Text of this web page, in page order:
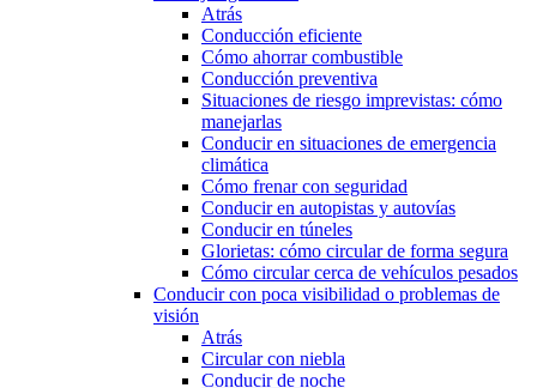
Atrás
Conducción eficiente
Cómo ahorrar combustible
Conducción preventiva
Situaciones de riesgo imprevistas: cómo
manejarlas
Conducir en situaciones de emergencia
climática
Cómo frenar con seguridad
Conducir en autopistas y autovías
Conducir en túneles
Glorietas: cómo circular de forma segura
Cómo circular cerca de vehículos pesados
Conducir con poca visibilidad o problemas de
visión
Atrás
Circular con niebla
Conducir de noche